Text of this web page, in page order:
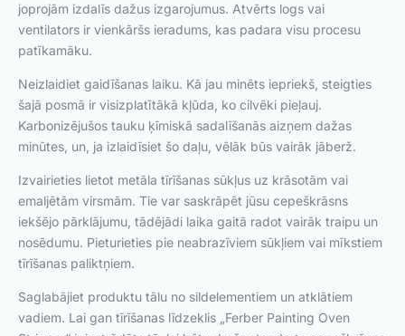
joprojām izdalīs dažus izgarojumus. Atvērts logs vai
ventilators ir vienkāršs ieradums, kas padara visu procesu
patīkamāku.
Neizlaidiet gaidīšanas laiku. Kā jau minēts iepriekš, steigties
šajā posmā ir visizplatītākā kļūda, ko cilvēki pieļauj.
Karbonizējušos tauku ķīmiskā sadalīšanās aizņem dažas
minūtes, un, ja izlaidīsiet šo daļu, vēlāk būs vairāk jāberž.
Izvairieties lietot metāla tīrīšanas sūkļus uz krāsotām vai
emaljētām virsmām. Tie var saskrāpēt jūsu cepeškrāsns
iekšējo pārklājumu, tādējādi laika gaitā radot vairāk traipu un
nosēdumu. Pieturieties pie neabrazīviem sūkļiem vai mīkstiem
tīrīšanas paliktņiem.
Saglabājiet produktu tālu no sildelementiem un atklātiem
vadiem. Lai gan tīrīšanas līdzeklis „Ferber Painting Oven